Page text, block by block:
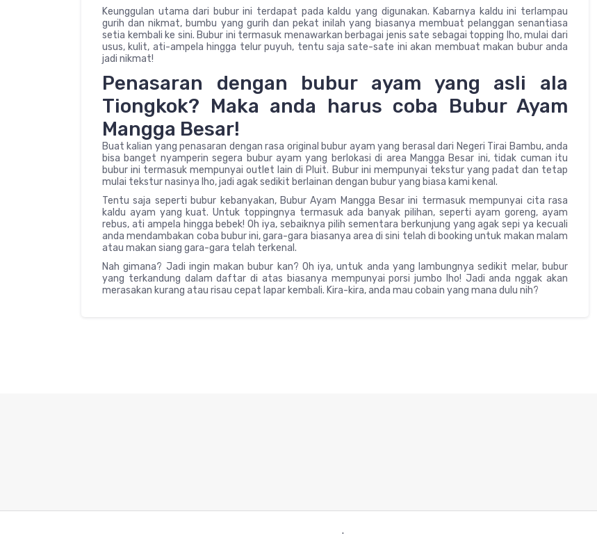
Keunggulan utama dari bubur ini terdapat pada kaldu yang digunakan. Kabarnya kaldu ini terlampau
gurih dan nikmat, bumbu yang gurih dan pekat inilah yang biasanya membuat pelanggan senantiasa
setia kembali ke sini. Bubur ini termasuk menawarkan berbagai jenis sate sebagai topping lho, mulai dari
usus, kulit, ati-ampela hingga telur puyuh, tentu saja sate-sate ini akan membuat makan bubur anda
jadi nikmat!
Penasaran dengan bubur ayam yang asli ala
Tiongkok? Maka anda harus coba Bubur Ayam
Mangga Besar!
Buat kalian yang penasaran dengan rasa original bubur ayam yang berasal dari Negeri Tirai Bambu, anda
bisa banget nyamperin segera bubur ayam yang berlokasi di area Mangga Besar ini, tidak cuman itu
bubur ini termasuk mempunyai outlet lain di Pluit. Bubur ini mempunyai tekstur yang padat dan tetap
mulai tekstur nasinya lho, jadi agak sedikit berlainan dengan bubur yang biasa kami kenal.
Tentu saja seperti bubur kebanyakan, Bubur Ayam Mangga Besar ini termasuk mempunyai cita rasa
kaldu ayam yang kuat. Untuk toppingnya termasuk ada banyak pilihan, seperti ayam goreng, ayam
rebus, ati ampela hingga bebek! Oh iya, sebaiknya pilih sementara berkunjung yang agak sepi ya kecuali
anda mendambakan coba bubur ini, gara-gara biasanya area di sini telah di booking untuk makan malam
atau makan siang gara-gara telah terkenal.
Nah gimana? Jadi ingin makan bubur kan? Oh iya, untuk anda yang lambungnya sedikit melar, bubur
yang terkandung dalam daftar di atas biasanya mempunyai porsi jumbo lho! Jadi anda nggak akan
merasakan kurang atau risau cepat lapar kembali. Kira-kira, anda mau cobain yang mana dulu nih?